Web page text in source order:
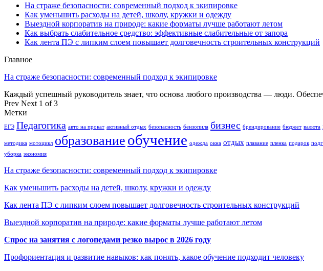
На страже безопасности: современный подход к экипировке
Как уменьшить расходы на детей, школу, кружки и одежду
Выездной корпоратив на природе: какие форматы лучше работают летом
Как выбрать слабительное средство: эффективные слабительные от запора
Как лента ПЭ с липким слоем повышает долговечность строительных конструкций
Главное
На страже безопасности: современный подход к экипировке
Каждый успешный руководитель знает, что основа любого производства — люди.
Prev Next 1 of 3
Метки
ЕГЭ Педагогика авто на прокат активный отдых безопасность бензопила бизнес брендирование бюджет валюта
методика мотоцикл образование обучение одежда окна отдых плавание пленка подарок
уборка экономия
На страже безопасности: современный подход к экипировке
Как уменьшить расходы на детей, школу, кружки и одежду
Как лента ПЭ с липким слоем повышает долговечность строительных конструкций
Выездной корпоратив на природе: какие форматы лучше работают летом
Спрос на занятия с логопедами резко вырос в 2026 году
Профориентация и развитие навыков: как понять, какое обучение подходит человеку